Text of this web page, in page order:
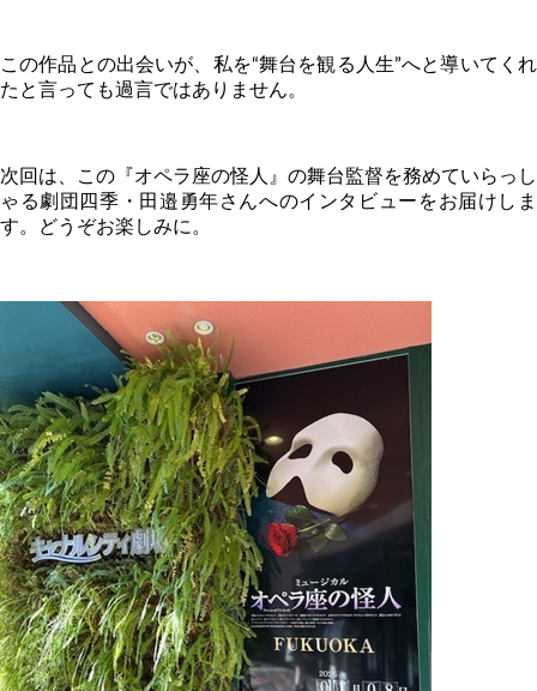
この作品との出会いが、私を“舞台を観る人生”へと導いてくれ
たと言っても過言ではありません。
次回は、この『オペラ座の怪人』の舞台監督を務めていらっし
ゃる劇団四季・田邉勇年さんへのインタビューをお届けしま
す。どうぞお楽しみに。